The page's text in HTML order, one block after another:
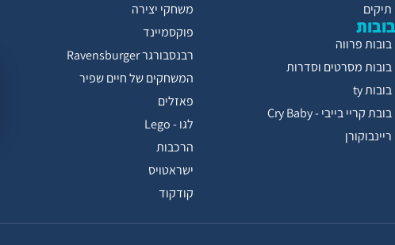
משחקי יצירה
פוקסמיינד
רבנסבורגר Ravensburger
המשחקים של חיים שפיר
פאזלים
לגו - Lego
הרכבות
ישראטויס
קודקוד
תיקים
בובות
בובות פרווה
בובות מסרטים וסדרות
בובות ty
בובת קריי בייבי - Cry Baby
ריינבוקורן